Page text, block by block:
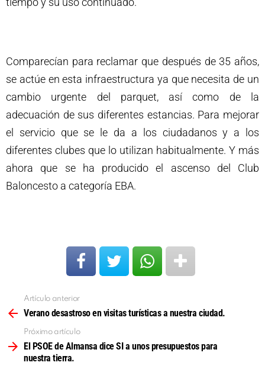
Comparecían para reclamar que después de 35 años,
se actúe en esta infraestructura ya que necesita de un
cambio urgente del parquet, así como de la
adecuación de sus diferentes estancias. Para mejorar
el servicio que se le da a los ciudadanos y a los
diferentes clubes que lo utilizan habitualmente. Y más
ahora que se ha producido el ascenso del Club
Baloncesto a categoría EBA.
más
Artículo anterior
Verano desastroso en visitas turísticas a nuestra ciudad.
Próximo artículo
El PSOE de Almansa dice SI a unos presupuestos para
nuestra tierra.